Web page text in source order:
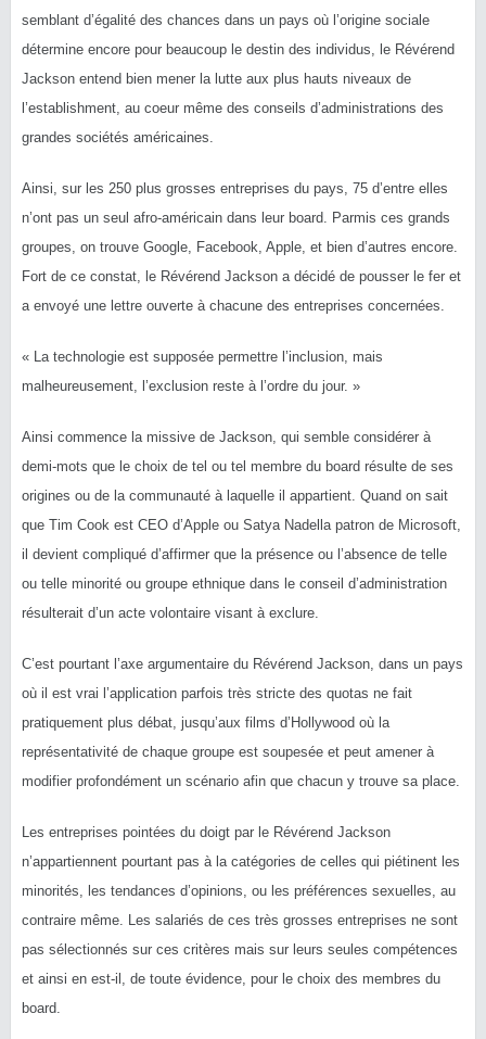
semblant d’égalité des chances dans un pays où l’origine sociale
détermine encore pour beaucoup le destin des individus, le Révérend
Jackson entend bien mener la lutte aux plus hauts niveaux de
l’establishment, au coeur même des conseils d’administrations des
grandes sociétés américaines.
Ainsi, sur les 250 plus grosses entreprises du pays, 75 d’entre elles
n’ont pas un seul afro-américain dans leur board. Parmis ces grands
groupes, on trouve Google, Facebook, Apple, et bien d’autres encore.
Fort de ce constat, le Révérend Jackson a décidé de pousser le fer et
a envoyé une lettre ouverte à chacune des entreprises concernées.
« La technologie est supposée permettre l’inclusion, mais
malheureusement, l’exclusion reste à l’ordre du jour. »
Ainsi commence la missive de Jackson, qui semble considérer à
demi-mots que le choix de tel ou tel membre du board résulte de ses
origines ou de la communauté à laquelle il appartient. Quand on sait
que Tim Cook est CEO d’Apple ou Satya Nadella patron de Microsoft,
il devient compliqué d’affirmer que la présence ou l’absence de telle
ou telle minorité ou groupe ethnique dans le conseil d’administration
résulterait d’un acte volontaire visant à exclure.
C’est pourtant l’axe argumentaire du Révérend Jackson, dans un pays
où il est vrai l’application parfois très stricte des quotas ne fait
pratiquement plus débat, jusqu’aux films d’Hollywood où la
représentativité de chaque groupe est soupesée et peut amener à
modifier profondément un scénario afin que chacun y trouve sa place.
Les entreprises pointées du doigt par le Révérend Jackson
n’appartiennent pourtant pas à la catégories de celles qui piétinent les
minorités, les tendances d’opinions, ou les préférences sexuelles, au
contraire même. Les salariés de ces très grosses entreprises ne sont
pas sélectionnés sur ces critères mais sur leurs seules compétences
et ainsi en est-il, de toute évidence, pour le choix des membres du
board.